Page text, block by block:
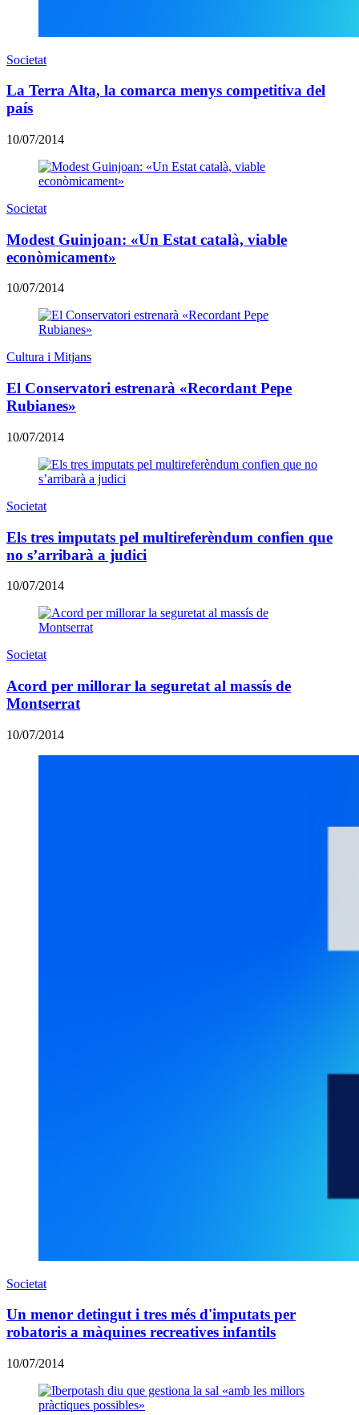
Societat
La Terra Alta, la comarca menys competitiva del
país
10/07/2014
Societat
Modest Guinjoan: «Un Estat català, viable
econòmicament»
10/07/2014
Cultura i Mitjans
El Conservatori estrenarà «Recordant Pepe
Rubianes»
10/07/2014
Societat
Els tres imputats pel multireferèndum confien que
no s’arribarà a judici
10/07/2014
Societat
Acord per millorar la seguretat al massís de
Montserrat
10/07/2014
Societat
Un menor detingut i tres més d'imputats per
robatoris a màquines recreatives infantils
10/07/2014